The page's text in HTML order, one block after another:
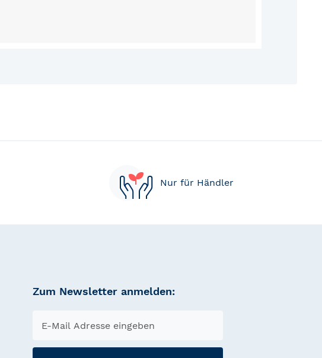
Nur für Händler
Zum Newsletter anmelden: